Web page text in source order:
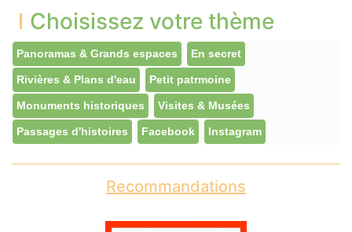
Choisissez votre thème
Panoramas & Grands espaces En secret
Rivières & Plans d'eau Petit patrmoine
Monuments historiques Visites & Musées
Passages d'histoires Facebook Instagram
Recommandations